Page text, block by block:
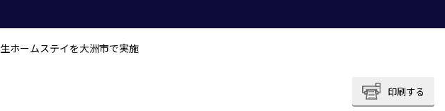
ホームステイを大洲市で実施
印刷する